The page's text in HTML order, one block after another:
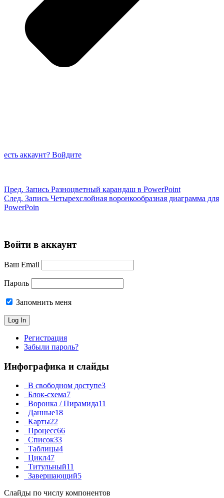
есть аккаунт? Войдите
Пред. Запись Разноцветный карандаш в PowerPoint
След. Запись Четырехслойная воронкообразная диаграмма для
PowerPoin
Войти в аккаунт
Ваш Email
Пароль
Запомнить меня
Регистрация
Забыли пароль?
Инфографика и слайды
В свободном доступе3
Блок-схема7
Воронка / Пирамида11
Данные18
Карты22
Процесс66
Список33
Таблицы4
Цикл47
Титульный11
Завершающий5
Слайды по числу компонентов